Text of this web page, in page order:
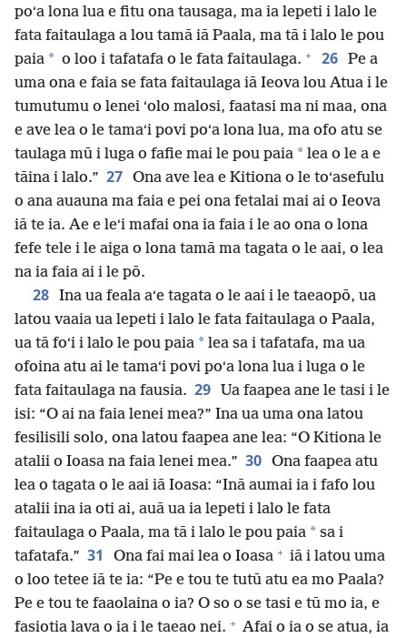
poʻa lona lua e fitu ona tausaga, ma ia lepeti i lalo le
fata faitaulaga a lou tamā iā Paala, ma tā i lalo le pou
paia * o loo i tafatafa o le fata faitaulaga. + 26 Pe a
uma ona e faia se fata faitaulaga iā Ieova lou Atua i le
tumutumu o lenei ʻolo malosi, faatasi ma ni maa, ona
e ave lea o le tamaʻi povi poʻa lona lua, ma ofo atu se
taulaga mū i luga o fafie mai le pou paia * lea o le a e
tāina i lalo.” 27 Ona ave lea e Kitiona o le toʻasefulu
o ana auauna ma faia e pei ona fetalai mai ai o Ieova
iā te ia. Ae e leʻi mafai ona ia faia i le ao ona o lona
fefe tele i le aiga o lona tamā ma tagata o le aai, o lea
na ia faia ai i le pō.
28 Ina ua feala aʻe tagata o le aai i le taeaopō, ua
latou vaaia ua lepeti i lalo le fata faitaulaga o Paala,
ua tā foʻi i lalo le pou paia * lea sa i tafatafa, ma ua
ofoina atu ai le tamaʻi povi poʻa lona lua i luga o le
fata faitaulaga na fausia. 29
Ua faapea ane le tasi i le
isi: “O ai na faia lenei mea?” Ina ua uma ona latou
fesilisili solo, ona latou faapea ane lea: “O Kitiona le
atalii o Ioasa na faia lenei mea.” 30 Ona faapea atu
lea o tagata o le aai iā Ioasa: “Inā aumai ia i fafo lou
atalii ina ia oti ai, auā ua ia lepeti i lalo le fata
faitaulaga o Paala, ma tā i lalo le pou paia * sa i
tafatafa.” 31 Ona fai mai lea o Ioasa + iā i latou uma
o loo tetee iā te ia: “Pe e tou te tutū atu ea mo Paala?
Pe e tou te faaolaina o ia? O so o se tasi e tū mo ia, e
fasiotia lava o ia i le taeao nei. + Afai o ia o se atua, ia